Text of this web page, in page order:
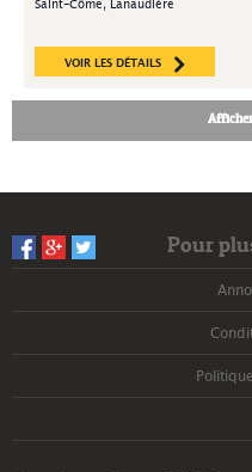
Saint-Côme, Lanaudière
VOIR LES DÉTAILS
Pour